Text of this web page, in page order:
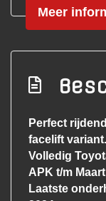
Hoofd
Hoofd
Meer
Perfect
facelift variant.
Volledig
APK t/m
Laatste